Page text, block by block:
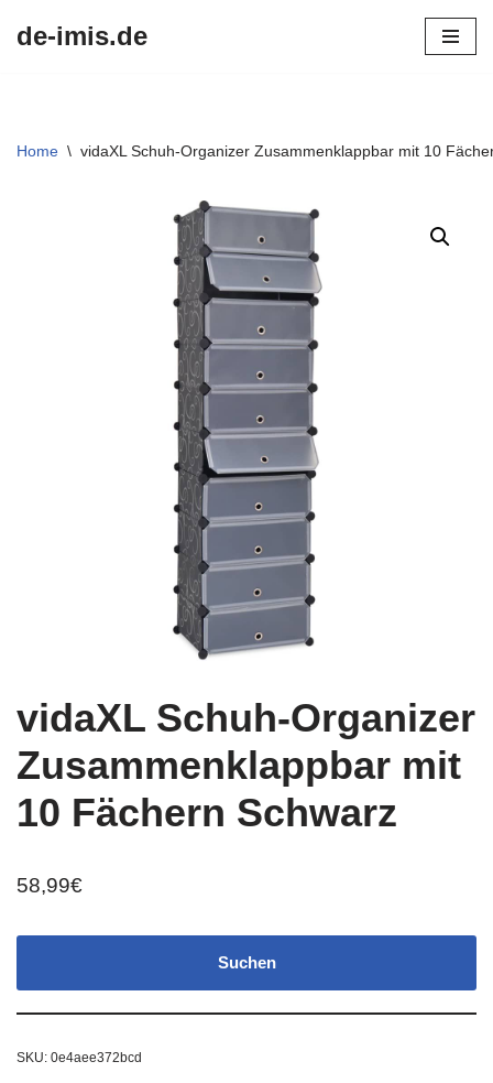
de-imis.de
Home \ vidaXL Schuh-Organizer Zusammenklappbar mit 10
vidaXL Schuh-Organizer
Zusammenklappbar mit
10 Fächern Schwarz
58,99€
Suchen
SKU: 0e4aee372bcd